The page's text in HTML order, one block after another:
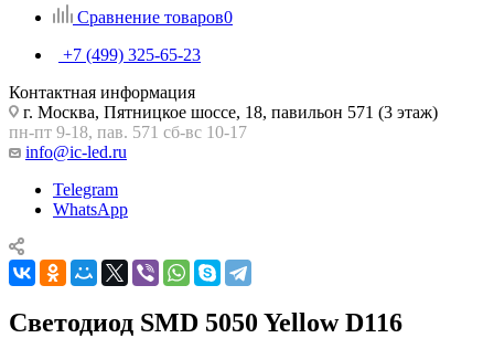
Сравнение товаров0
+7 (499) 325-65-23
Контактная информация
г. Москва, Пятницкое шоссе, 18, павильон 571 (3 этаж)
пн-пт 9-18, пав. 571 сб-вс 10-17
info@ic-led.ru
Telegram
WhatsApp
Светодиод SMD 5050 Yellow D116